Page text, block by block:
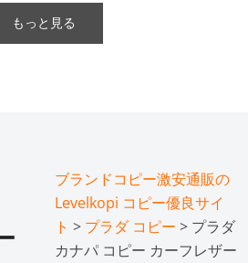
もっと見る
ブランドコピー激安通販の
Levelkopi コピー優良サイ
ト > プラダ コピー > プラダ
カナパ コピー カーフレザー